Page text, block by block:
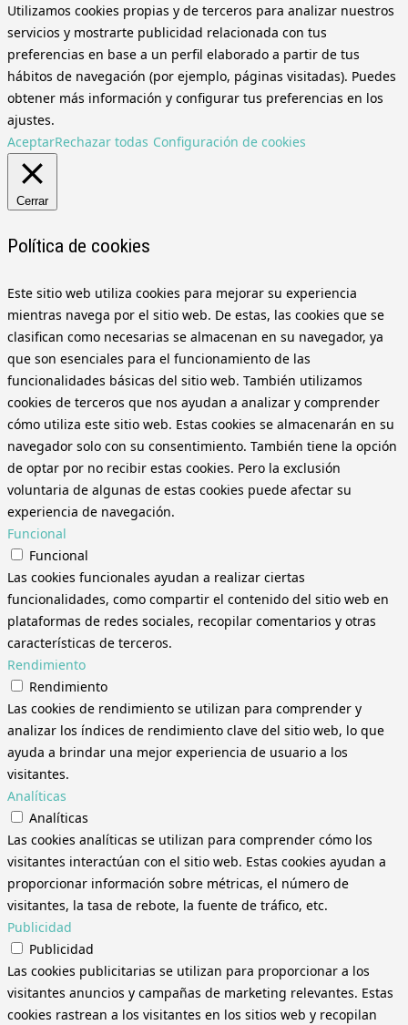
Utilizamos cookies propias y de terceros para analizar nuestros
servicios y mostrarte publicidad relacionada con tus
preferencias en base a un perfil elaborado a partir de tus
hábitos de navegación (por ejemplo, páginas visitadas). Puedes
obtener más información y configurar tus preferencias en los
ajustes.
AceptarRechazar todas Configuración de cookies
Cerrar
Política de cookies
Este sitio web utiliza cookies para mejorar su experiencia
mientras navega por el sitio web. De estas, las cookies que se
clasifican como necesarias se almacenan en su navegador, ya
que son esenciales para el funcionamiento de las
funcionalidades básicas del sitio web. También utilizamos
cookies de terceros que nos ayudan a analizar y comprender
cómo utiliza este sitio web. Estas cookies se almacenarán en su
navegador solo con su consentimiento. También tiene la opción
de optar por no recibir estas cookies. Pero la exclusión
voluntaria de algunas de estas cookies puede afectar su
experiencia de navegación.
Funcional
Funcional
Las cookies funcionales ayudan a realizar ciertas
funcionalidades, como compartir el contenido del sitio web en
plataformas de redes sociales, recopilar comentarios y otras
características de terceros.
Rendimiento
Rendimiento
Las cookies de rendimiento se utilizan para comprender y
analizar los índices de rendimiento clave del sitio web, lo que
ayuda a brindar una mejor experiencia de usuario a los
visitantes.
Analíticas
Analíticas
Las cookies analíticas se utilizan para comprender cómo los
visitantes interactúan con el sitio web. Estas cookies ayudan a
proporcionar información sobre métricas, el número de
visitantes, la tasa de rebote, la fuente de tráfico, etc.
Publicidad
Publicidad
Las cookies publicitarias se utilizan para proporcionar a los
visitantes anuncios y campañas de marketing relevantes. Estas
cookies rastrean a los visitantes en los sitios web y recopilan